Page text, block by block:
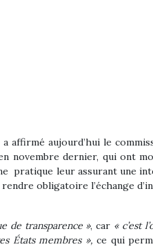
a affirmé aujourd’hui le
novembre dernier, qui ont
pratique leur assurant une
obligatoire l’échange
de transparence », car « c’est
États membres », ce qui